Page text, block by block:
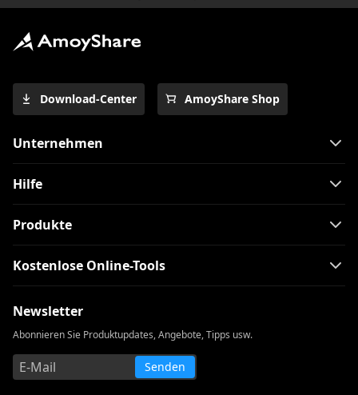
Download-Center AmoyShare Shop
Unternehmen
Hilfe
Produkte
Kostenlose Online-Tools
Newsletter
Abonnieren Sie Produktupdates, Angebote, Tipps usw.
Senden